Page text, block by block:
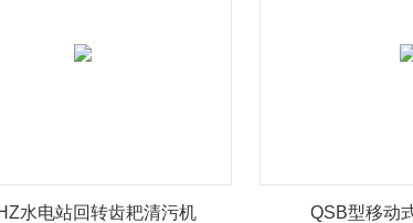
水电站回转齿耙清污机 QSB型移动